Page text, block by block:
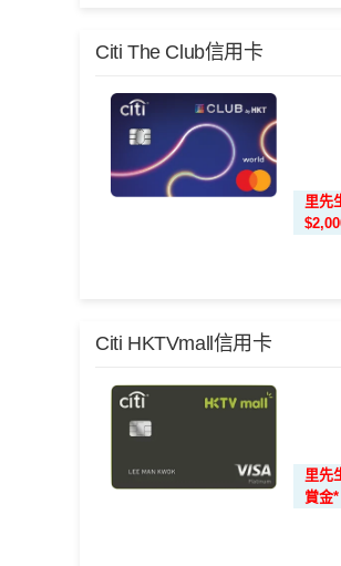
*38新會員+成功批卡派出50額
獎賞於完成簽賬條件後5個
Citi新客 ＝ 過去12個月內
用PayMe/Alipay等電子錢
其他本地港幣簽賬現金回贈
去食飯統一2%，唔洗擔心
持續地都有
Citi信用卡優惠
年薪要求HK$120,000都申
迎新禮遇
優惠期：2026年7月1日至9月
立即申請:
MrMiles.hk/citi-
申請完填Form賺多88里
2026年10月31日
Citi八達通信用卡迎新
迎新獎賞只適用於：
現在不持有任何由
Citi The Club信用卡
里先
迎新禮遇
優惠期：
2026年7月1日至
立即申請:
MrMiles.hk/citi-
申請完填Form賺多88里
2026年10月31日或之前成功
Citi HKTVmall信用卡
里先
賞金*